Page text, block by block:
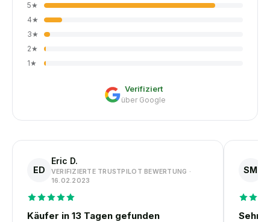
5★
4★
3★
2★
1★
Verifiziert
über Google
ED
Eric D.
VERIFIZIERTE TRUSTPILOT BEWERTUNG ·
16.02.2023
Käufer in 13 Tagen gefunden
SM
Sehr